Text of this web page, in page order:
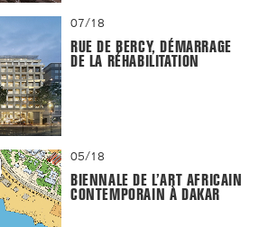
07/18
RUE DE BERCY, DÉMARRAGE
DE LA RÉHABILITATION
05/18
BIENNALE DE L’ART AFRICAIN
CONTEMPORAIN À DAKAR